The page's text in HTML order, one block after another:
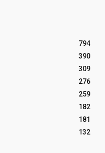
794
390
309
276
259
182
181
132